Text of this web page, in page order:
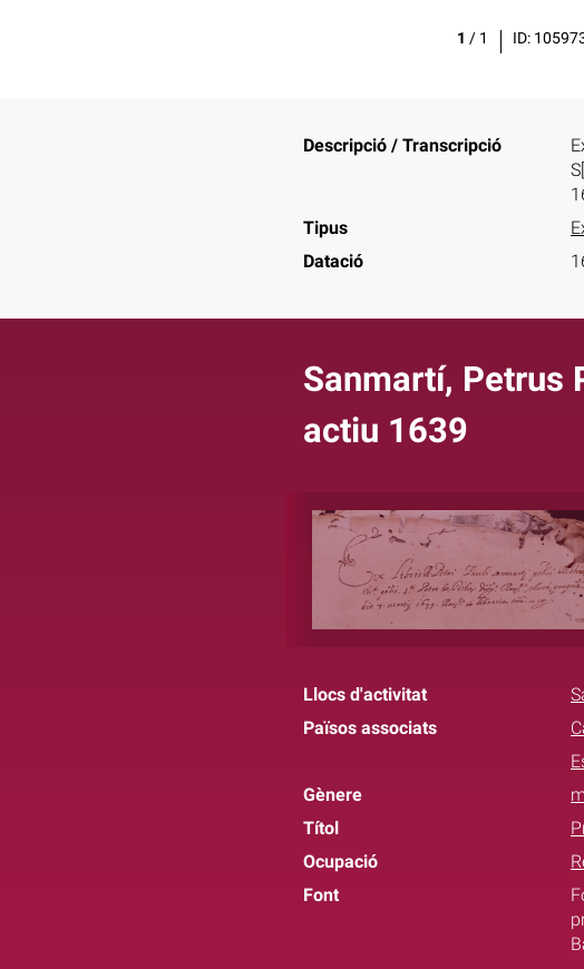
1 / 1 ID:
Descripció / Transcripció
Tipus
Datació
Sanmartí, Petrus
actiu 1639
Llocs d'activitat
Països associats
Gènere
Títol
Ocupació
Font